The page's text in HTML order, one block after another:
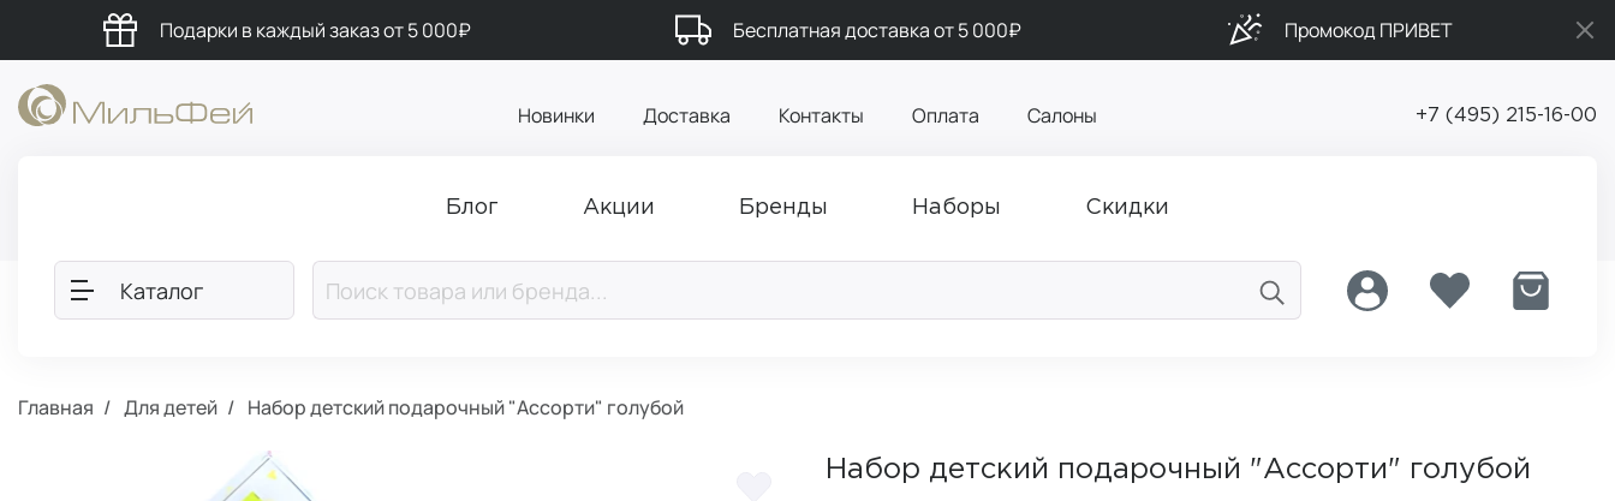
Подарки в каждый заказ от 5 000₽ Бесплатная доставка от 5 000₽ Промокод ПРИВЕТ
Новинки Доставка Контакты Оплата Салоны +7 (495) 215-16-00
Блог Акции Бренды Наборы Скидки
Каталог
Главная Для детей Набор детский подарочный "Ассорти" голубой
Набор детский подарочный "Ассорти" голубой